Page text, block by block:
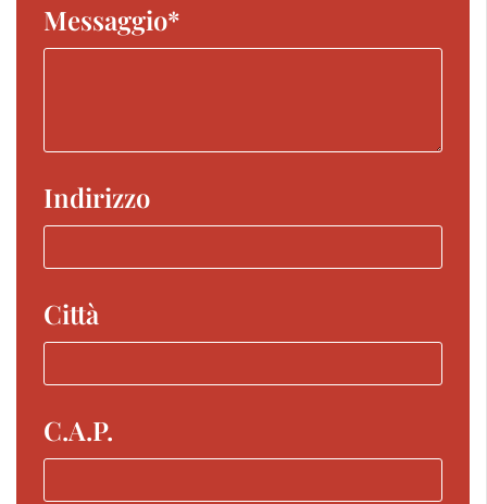
Messaggio*
Indirizzo
Città
C.A.P.